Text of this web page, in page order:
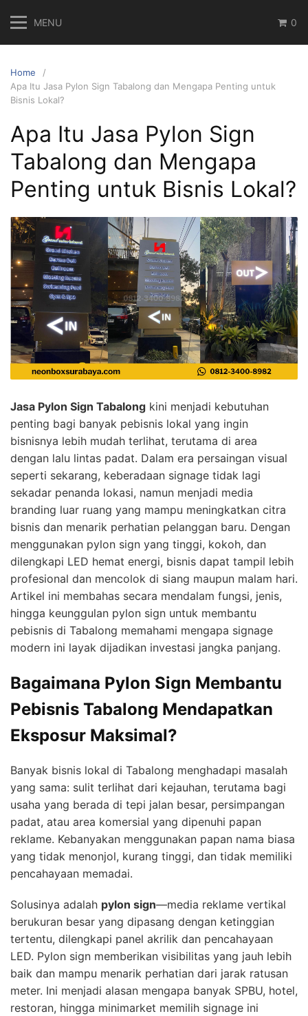
content
MENU 0
Home
Apa Itu Jasa Pylon Sign Tabalong dan Mengapa Penting untuk
Bisnis Lokal?
Apa Itu Jasa Pylon Sign
Tabalong dan Mengapa
Penting untuk Bisnis Lokal?
Jasa Pylon Sign Tabalong kini menjadi kebutuhan
penting bagi banyak pebisnis lokal yang ingin
bisnisnya lebih mudah terlihat, terutama di area
dengan lalu lintas padat. Dalam era persaingan visual
seperti sekarang, keberadaan signage tidak lagi
sekadar penanda lokasi, namun menjadi media
branding luar ruang yang mampu meningkatkan citra
bisnis dan menarik perhatian pelanggan baru. Dengan
menggunakan pylon sign yang tinggi, kokoh, dan
dilengkapi LED hemat energi, bisnis dapat tampil lebih
profesional dan mencolok di siang maupun malam hari.
Artikel ini membahas secara mendalam fungsi, jenis,
hingga keunggulan pylon sign untuk membantu
pebisnis di Tabalong memahami mengapa signage
modern ini layak dijadikan investasi jangka panjang.
Bagaimana Pylon Sign Membantu
Pebisnis Tabalong Mendapatkan
Eksposur Maksimal?
Banyak bisnis lokal di Tabalong menghadapi masalah
yang sama: sulit terlihat dari kejauhan, terutama bagi
usaha yang berada di tepi jalan besar, persimpangan
padat, atau area komersial yang dipenuhi papan
reklame. Kebanyakan menggunakan papan nama biasa
yang tidak menonjol, kurang tinggi, dan tidak memiliki
pencahayaan memadai.
Solusinya adalah pylon sign—media reklame vertikal
berukuran besar yang dipasang dengan ketinggian
tertentu, dilengkapi panel akrilik dan pencahayaan
LED. Pylon sign memberikan visibilitas yang jauh lebih
baik dan mampu menarik perhatian dari jarak ratusan
meter. Ini menjadi alasan mengapa banyak SPBU, hotel,
restoran, hingga minimarket memilih signage ini